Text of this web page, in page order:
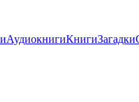
АудиокнигиКнигиЗагадки